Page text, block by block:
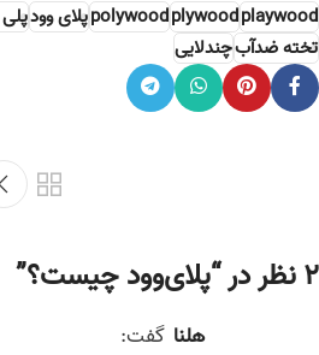
playwood
plywood
polywoodپلای وود
تخته ضدآبچندلایی
2 نظر در “ پلای‌وود چیست؟”
هلنا گفت: